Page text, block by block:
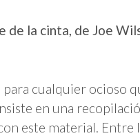
de la cinta, de Joe
cualquier ocioso
en una
este material. Entre